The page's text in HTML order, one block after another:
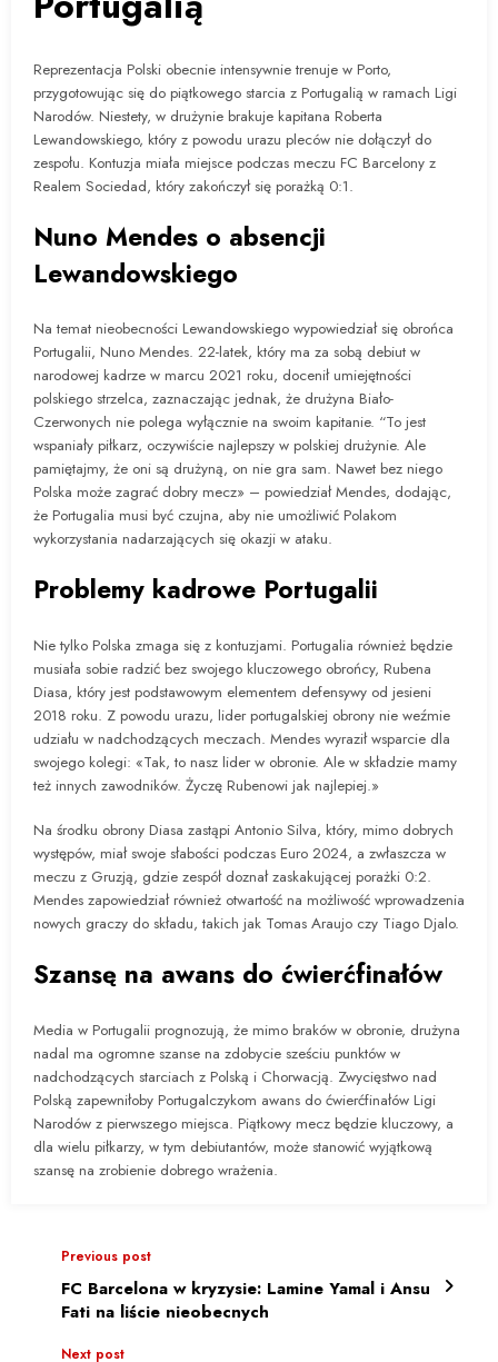
Reprezentacja Polski obecnie intensywnie trenuje w Porto,
przygotowując się do piątkowego starcia z Portugalią w ramach Ligi
Narodów. Niestety, w drużynie brakuje kapitana Roberta
Lewandowskiego, który z powodu urazu pleców nie dołączył do
zespołu. Kontuzja miała miejsce podczas meczu FC Barcelony z
Realem Sociedad, który zakończył się porażką 0:1.
Nuno Mendes o absencji
Lewandowskiego
Na temat nieobecności Lewandowskiego wypowiedział się obrońca
Portugalii, Nuno Mendes. 22-latek, który ma za sobą debiut w
narodowej kadrze w marcu 2021 roku, docenił umiejętności
polskiego strzelca, zaznaczając jednak, że drużyna Biało-
Czerwonych nie polega wyłącznie na swoim kapitanie. “To jest
wspaniały piłkarz, oczywiście najlepszy w polskiej drużynie. Ale
pamiętajmy, że oni są drużyną, on nie gra sam. Nawet bez niego
Polska może zagrać dobry mecz» – powiedział Mendes, dodając,
że Portugalia musi być czujna, aby nie umożliwić Polakom
wykorzystania nadarzających się okazji w ataku.
Problemy kadrowe Portugalii
Nie tylko Polska zmaga się z kontuzjami. Portugalia również będzie
musiała sobie radzić bez swojego kluczowego obrońcy, Rubena
Diasa, który jest podstawowym elementem defensywy od jesieni
2018 roku. Z powodu urazu, lider portugalskiej obrony nie weźmie
udziału w nadchodzących meczach. Mendes wyraził wsparcie dla
swojego kolegi: «Tak, to nasz lider w obronie. Ale w składzie mamy
też innych zawodników. Życzę Rubenowi jak najlepiej.»
Na środku obrony Diasa zastąpi Antonio Silva, który, mimo dobrych
występów, miał swoje słabości podczas Euro 2024, a zwłaszcza w
meczu z Gruzją, gdzie zespół doznał zaskakującej porażki 0:2.
Mendes zapowiedział również otwartość na możliwość wprowadzenia
nowych graczy do składu, takich jak Tomas Araujo czy Tiago Djalo.
Szansę na awans do ćwierćfinałów
Media w Portugalii prognozują, że mimo braków w obronie, drużyna
nadal ma ogromne szanse na zdobycie sześciu punktów w
nadchodzących starciach z Polską i Chorwacją. Zwycięstwo nad
Polską zapewniłoby Portugalczykom awans do ćwierćfinałów Ligi
Narodów z pierwszego miejsca. Piątkowy mecz będzie kluczowy, a
dla wielu piłkarzy, w tym debiutantów, może stanowić wyjątkową
szansę na zrobienie dobrego wrażenia.
Previous post
FC Barcelona w kryzysie: Lamine Yamal i Ansu
Fati na liście nieobecnych
Next post